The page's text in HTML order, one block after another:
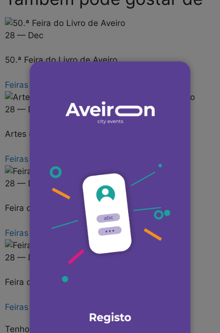
28 — Dec
50.ª Feira do Livro de Aveiro
Feiras
28 — Dec
Artes e Ofícios de Aveiro | Artesanato ao Vivo
Feiras
28 — Dec
Feira das Velharias | Dezembro
Feiras
28 — Dec
Feira das Velharias | Novembro
Feiras
Tenho interesse